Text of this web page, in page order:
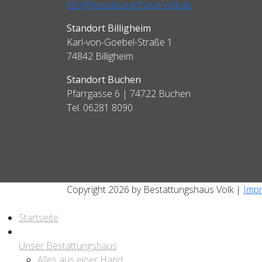
info@bestattungshaus-volk.de
Standort Billigheim
Karl-von-Goebel-Straße 1
74842 Billigheim
Standort Buchen
Pfarrgasse 6 | 74722 Buchen
Tel. 06281 8090
Copyright 2026 by Bestattungshaus Volk |
Startseite
Unser Bestattungshaus